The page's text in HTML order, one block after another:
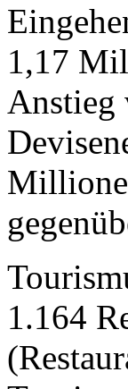
1,17
Anstieg
1.164